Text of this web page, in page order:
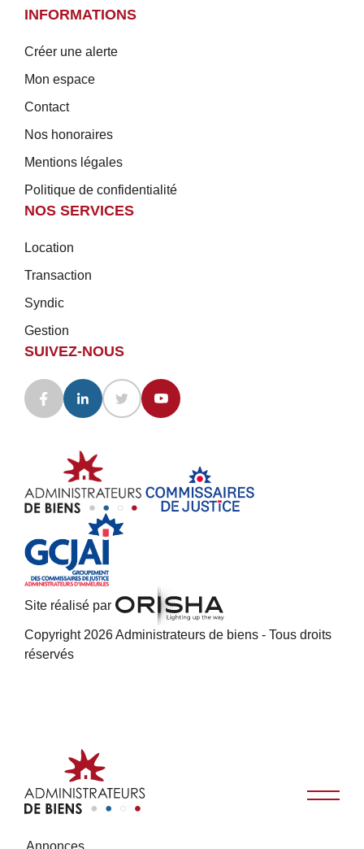
INFORMATIONS
Créer une alerte
Mon espace
Contact
Nos honoraires
Mentions légales
Politique de confidentialité
NOS SERVICES
Location
Transaction
Syndic
Gestion
SUIVEZ-NOUS
Site réalisé par
Copyright 2026 Administrateurs de biens - Tous droits
réservés
Annonces